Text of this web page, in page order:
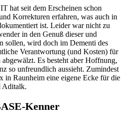
hat seit dem Erscheinen schon
Korrekturen erfahren, was auch in
ist. Leider war nicht zu
in den Genuß dieser und
sollen, wird doch im Dementi des
Verantwortung (und Kosten) für
Es besteht aber Hoffnung,
so unfreundlich aussieht. Zumindest
in Raunheim eine eigene Ecke für die
Aditalk.
Kenner